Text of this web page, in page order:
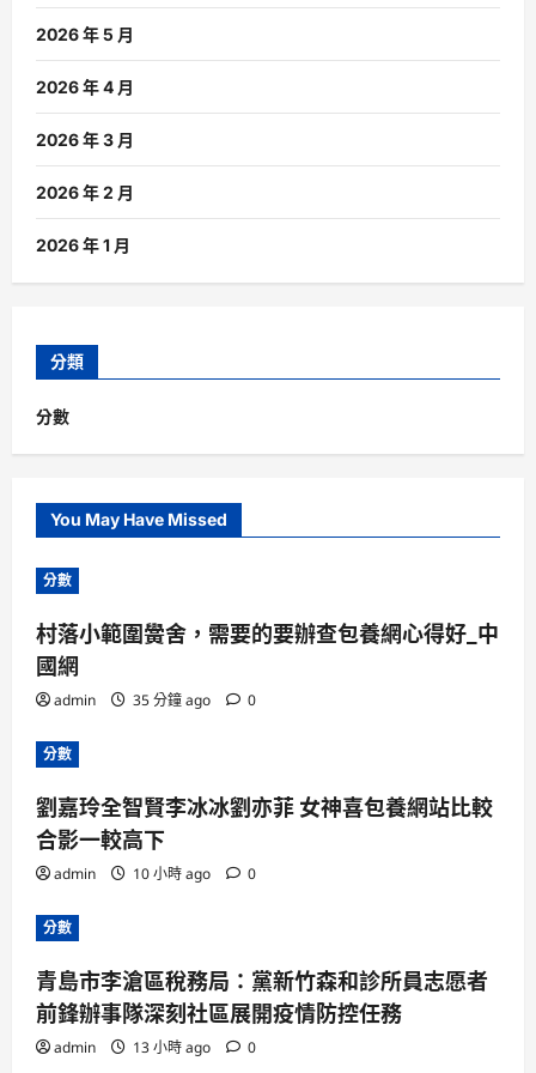
2026 年 5 月
2026 年 4 月
2026 年 3 月
2026 年 2 月
2026 年 1 月
分類
分數
You May Have Missed
分數
村落小範圍黌舍，需要的要辦查包養網心得好_中
國網
admin 35 分鐘 ago 0
分數
劉嘉玲全智賢李冰冰劉亦菲 女神喜包養網站比較
合影一較高下
admin 10 小時 ago 0
分數
青島市李滄區稅務局：黨新竹森和診所員志愿者
前鋒辦事隊深刻社區展開疫情防控任務
admin 13 小時 ago 0